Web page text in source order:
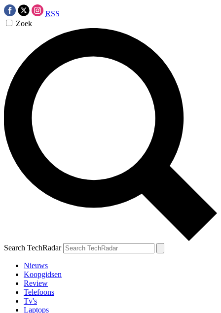
RSS
Zoek
Search TechRadar
Nieuws
Koopgidsen
Review
Telefoons
Tv's
Laptops